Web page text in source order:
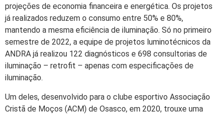
projeções de economia financeira e energética. Os projetos
já realizados reduzem o consumo entre 50% e 80%,
mantendo a mesma eficiência de iluminação. Só no primeiro
semestre de 2022, a equipe de projetos luminotécnicos da
ANDRA já realizou 122 diagnósticos e 698 consultorias de
iluminação – retrofit – apenas com especificações de
iluminação.
Um deles, desenvolvido para o clube esportivo Associação
Cristã de Moços (ACM) de Osasco, em 2020, trouxe uma